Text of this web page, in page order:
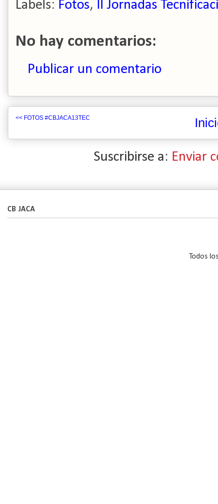
Labels: Fotos, II Jornadas
No hay comentarios:
Publicar un comentario
<< FOTOS #CBJACA13TEC
Suscribirse a: Enviar
CB JACA
Todos